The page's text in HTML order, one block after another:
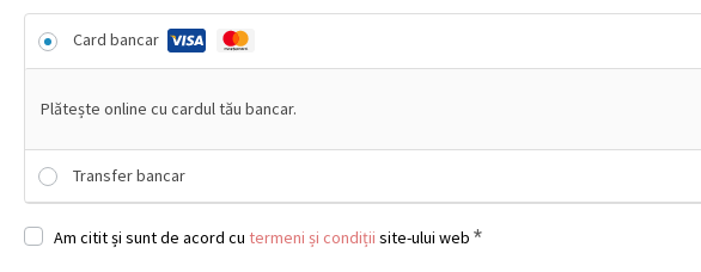
Card bancar
Plătește online cu cardul tău bancar.
Transfer bancar
Am citit și sunt de acord cu termeni și condiții site-ului web *